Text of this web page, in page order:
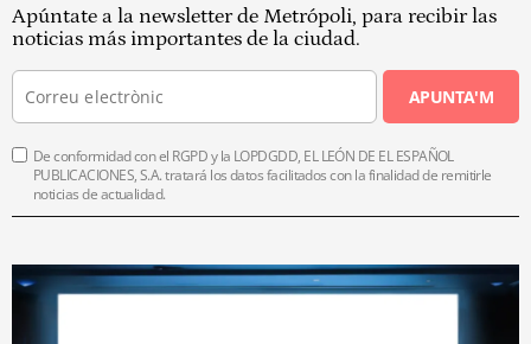
Apúntate a la newsletter de Metrópoli, para recibir las
noticias más importantes de la ciudad.
APUNTA'M
De conformidad con el RGPD y la LOPDGDD, EL LEÓN DE EL ESPAÑOL
PUBLICACIONES, S.A. tratará los datos facilitados con la finalidad de remitirle
noticias de actualidad.